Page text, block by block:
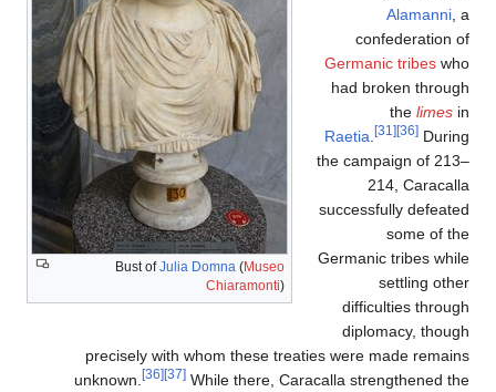
Bust ofJulia Domna (Museo
Chiaramonti)
Alamanni , a
confederation of
Germanic tribes who
had broken through
the limes in
Raetia
[31] [36] During
the campaign of 213–
214, Caracalla
successfully defeated
some of the
Germanic tribes while
settling other
difficulties through
diplomacy, though
precisely with whom these treaties were made remains
unknown.
[36] [37] While there, Caracalla strengthened the